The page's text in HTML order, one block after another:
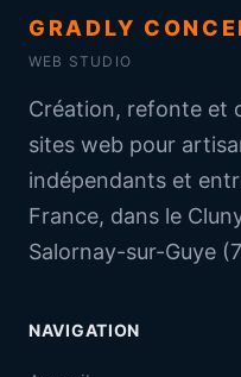
GRADLY
WEB STUDIO
Création, refonte et
sites web pour
indépendants et
France, dans le
Salornay-sur-Guye
NAVIGATION